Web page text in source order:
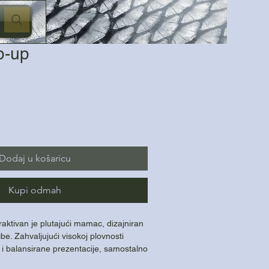
up
Dodaj u košaricu
Kupi odmah
je plutajući mamac, dizajniran
Zahvaljujući visokoj plovnosti
balansirane prezentacije, samostalno